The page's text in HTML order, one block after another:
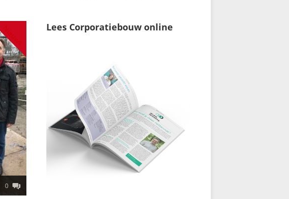
Nieuws
0
Lees Corporatiebouw online